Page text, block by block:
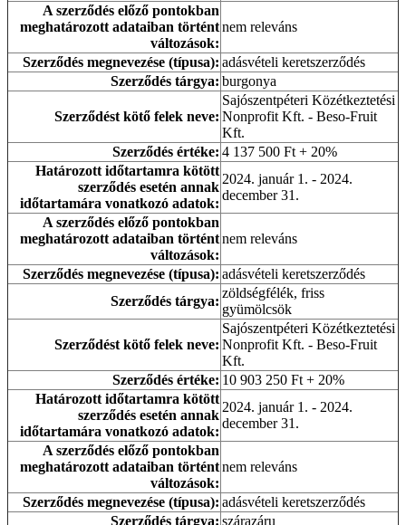
A szerződés előző pontokban
meghatározott adataiban történt
változások:
nem releváns
Szerződés megnevezése (típusa): adásvételi keretszerződés
Szerződés tárgya: burgonya
Szerződést kötő felek neve:
Sajószentpéteri Közétkeztetési
Nonprofit Kft. - Beso-Fruit
Kft.
Szerződés értéke: 4 137 500 Ft + 20%
Határozott időtartamra kötött
szerződés esetén annak
időtartamára vonatkozó adatok:
2024. január 1. - 2024.
december 31.
A szerződés előző pontokban
meghatározott adataiban történt
változások:
nem releváns
Szerződés megnevezése (típusa): adásvételi keretszerződés
Szerződés tárgya:
zöldségfélék, friss
gyümölcsök
Szerződést kötő felek neve:
Sajószentpéteri Közétkeztetési
Nonprofit Kft. - Beso-Fruit
Kft.
Szerződés értéke: 10 903 250 Ft + 20%
Határozott időtartamra kötött
szerződés esetén annak
időtartamára vonatkozó adatok:
2024. január 1. - 2024.
december 31.
A szerződés előző pontokban
meghatározott adataiban történt
változások:
nem releváns
Szerződés megnevezése (típusa): adásvételi keretszerződés
Szerződés tárgya: szárazáru